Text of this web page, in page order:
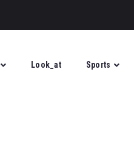
Look_at Sports